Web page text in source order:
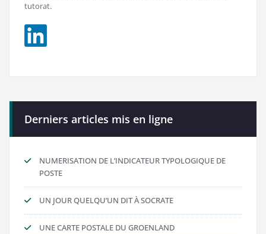
tutorat.
Derniers articles mis en ligne
NUMERISATION DE L’INDICATEUR TYPOLOGIQUE DE
POSTE
UN JOUR QUELQU’UN DIT À SOCRATE
UNE CARTE POSTALE DU GROENLAND